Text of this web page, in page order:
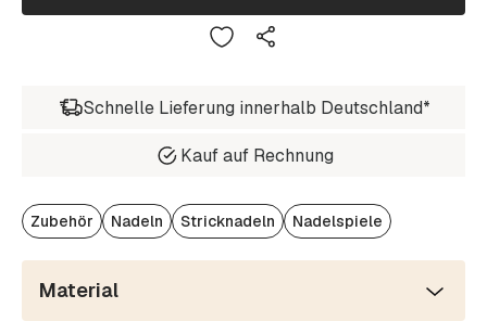
Schnelle Lieferung innerhalb Deutschland*
Kauf auf Rechnung
Zubehör Nadeln Stricknadeln Nadelspiele
Material